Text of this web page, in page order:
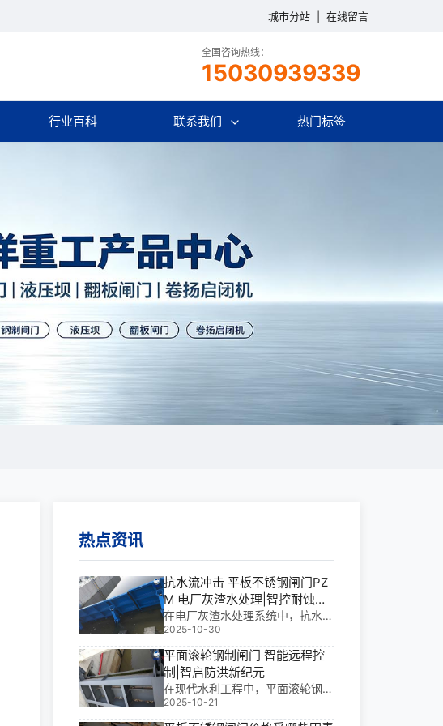
城市分站 在线留言
全国咨询热线：
15030939339
行业百科 联系我们 热门标签
热点资讯
抗水流冲击 平板不锈钢闸门PZ
M 电厂灰渣水处理|智控耐蚀新
标杆
在电厂灰渣水处理系统中，抗水流
冲击平板不锈钢闸门PZM不仅是
关键控制阀，更是保障全厂稳定运
行的“守护神”。我参与过多个大型
项目，深知这类闸门在高流速、强
腐蚀环境下的*端挑战。其核心价
值在于：以30
2025-10-30
平面滚轮钢制闸门 智能远程控
制|智启防洪新纪元
在现代水利工程中，平面滚轮钢制
闸门不仅是水库挡水系统的“守门
人”，更是电站泄洪、灌溉调控与
2025-10-21